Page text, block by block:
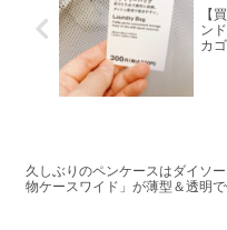
【
ン
カゴ
久しぶりのペンケースはダイソ
物ケースワイド」が薄型＆透明